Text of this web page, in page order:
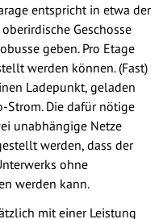
entspricht in etwa der
Geschosse
geben. Pro Etage
werden können. (Fast)
Ladepunkt, geladen
Strom. Die dafür nötige
unabhängige Netze
werden, dass der
ohne
werden kann.
mit einer Leistung